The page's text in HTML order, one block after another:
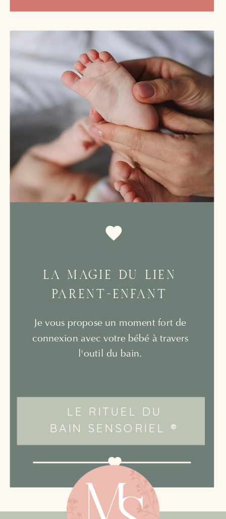
Je vous propose un moment fort de
connexion avec votre bébé à travers
l'outil du bain.
LA MAGIE DU LIEN
PARENT-ENFANT
LE RITUEL DU
BAIN SENSORIEL ®